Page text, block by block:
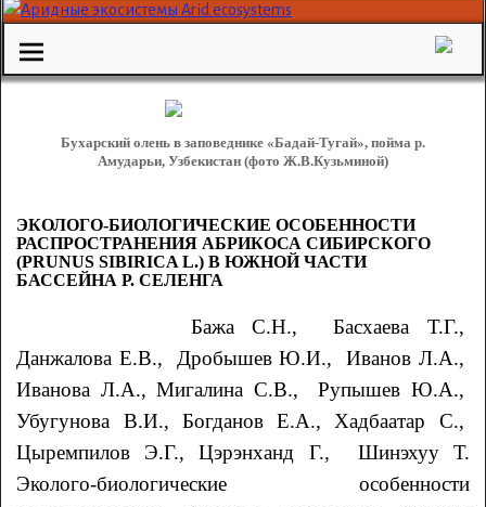
Бухарский олень в заповеднике «Бадай-Тугай», пойма р.
Амударьи, Узбекистан (фото Ж.В.Кузьминой)
ЭКОЛОГО-БИОЛОГИЧЕСКИЕ ОСОБЕННОСТИ
РАСПРОСТРАНЕНИЯ АБРИКОСА СИБИРСКОГО
(PRUNUS SIBIRICA L.) В ЮЖНОЙ ЧАСТИ
БАССЕЙНА Р. СЕЛЕНГА
Бажа С.Н., Басхаева Т.Г.,
Данжалова Е.В., Дробышев Ю.И., Иванов Л.А.,
Иванова Л.А., Мигалина С.В., Рупышев Ю.А.,
Убугунова В.И., Богданов Е.А., Хадбаатар С.,
Цыремпилов Э.Г., Цэрэнханд Г., Шинэхуу Т.
Эколого-биологические особенности